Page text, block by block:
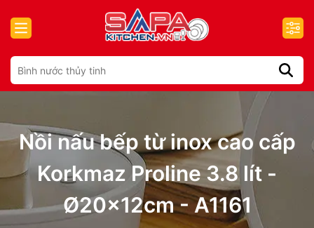
Nồi nấu bếp từ inox cao cấp
Korkmaz Proline 3.8 lít -
Ø20x12cm - A1161